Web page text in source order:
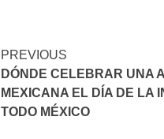
Post
navigation
PREVIOUS
DÓNDE CELEBRAR UNA
MEXICANA EL DÍA DE LA
TODO MÉXICO